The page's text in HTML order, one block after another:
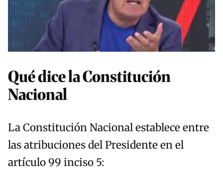
Qué dice la Constitución
Nacional
La Constitución Nacional establece entre
las atribuciones del Presidente en el
artículo 99 inciso 5: